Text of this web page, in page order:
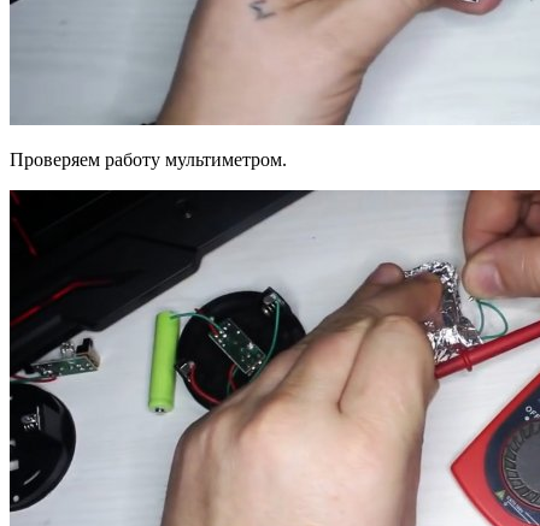
Проверяем работу мультиметром.